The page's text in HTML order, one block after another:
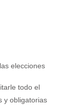
todo el
y obligatorias